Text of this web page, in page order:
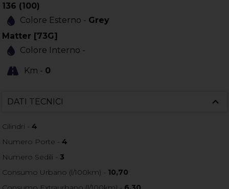
136 (100)
Colore Esterno - Grey
Matter [73G]
Colore Interno -
Km - 0
DATI TECNICI
Cilindri -4
Numero Porte -4
Numero Sedili - 3
Consumo Urbano (l/100km) - 10,70